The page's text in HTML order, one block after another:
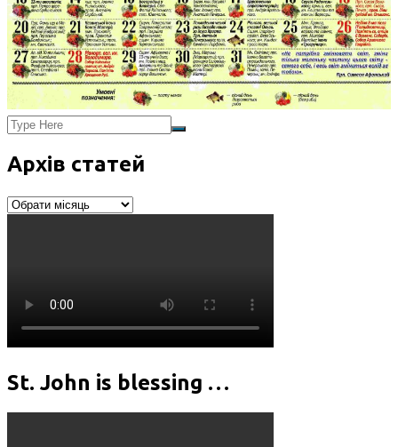
Архів статей
Архів
St. John is blessing …